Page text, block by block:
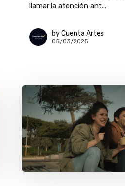
llamar la atención ant...
byCuenta Artes
05/03/2025